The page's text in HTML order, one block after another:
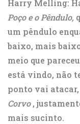
Harry Melling:
Poço e o Pêndulo,
um pêndulo
baixo, mais
meio que
está vindo, não
ponto vai atacar,
Corvo,
mais sucinto.